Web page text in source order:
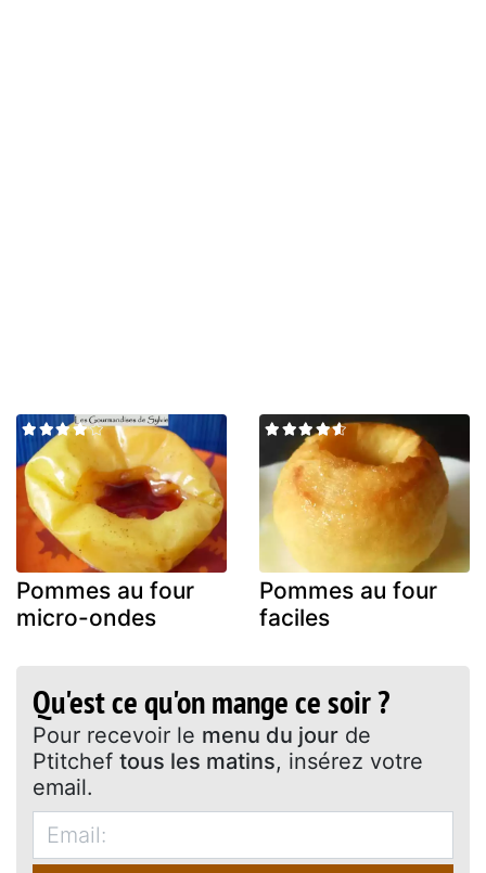
Pommes au four
micro-ondes
Pommes au four
faciles
Qu'est ce qu'on mange ce soir ?
Pour recevoir le menu du jour de
Ptitchef tous les matins, insérez votre
email.